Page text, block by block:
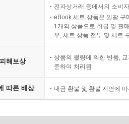
전자상거래 등에서의 소비
eBook 세트 상품은 일괄 구
1개의 상품으로 취급 및 판
우, 세트 상품 전부 및 세트
해보상
상품의 불량에 의한 반품,
준하여 처리됨
따른 배상 대금 환불 및 환불 지연에